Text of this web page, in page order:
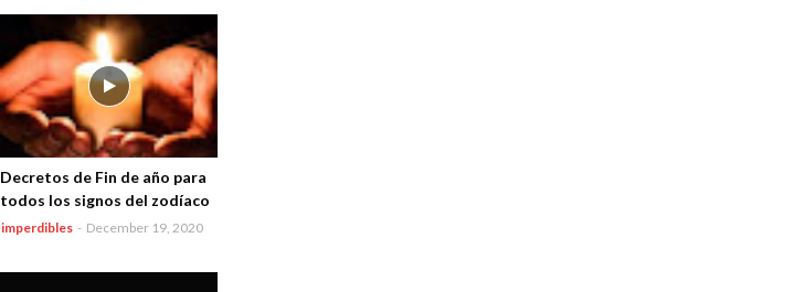
Decretos de Fin de año para
todos los signos del zodíaco
imperdibles - December 19, 2020